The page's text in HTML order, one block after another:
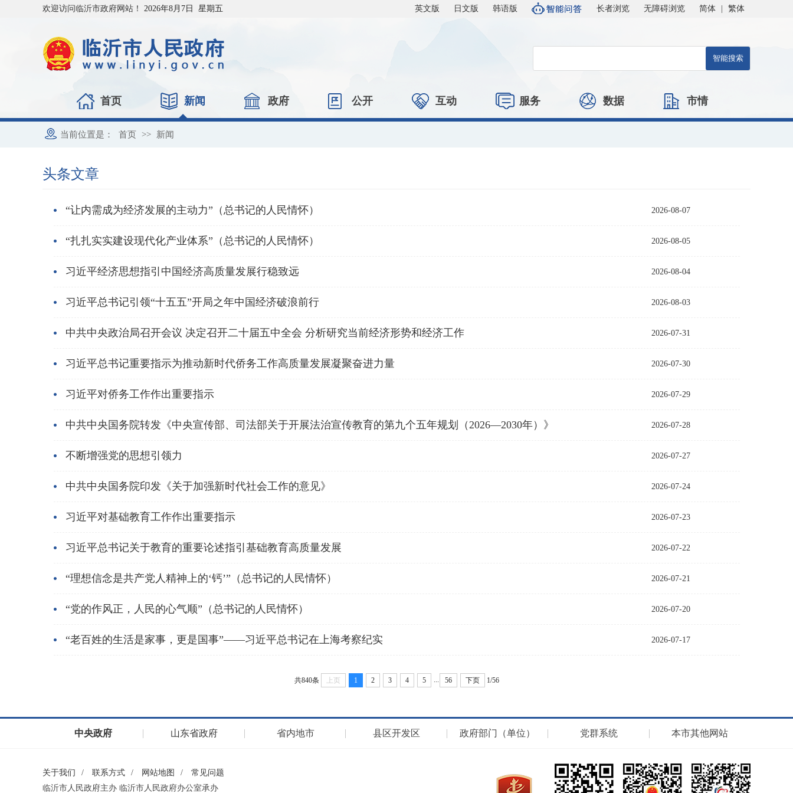
欢迎访问临沂市政府网站！ 2026年8月7日 星期五 英文版 日文版 韩语版 长者浏览 无障碍浏览 简体 繁体
首页 新闻 政府 公开 互动 服务 数据 市情
当前位置是： 首页 >> 新闻
头条文章
“让内需成为经济发展的主动力”（总书记的人民情怀） 2026-08-07
“扎扎实实建设现代化产业体系”（总书记的人民情怀） 2026-08-05
习近平经济思想指引中国经济高质量发展行稳致远 2026-08-04
习近平总书记引领“十五五”开局之年中国经济破浪前行 2026-08-03
中共中央政治局召开会议 决定召开二十届五中全会 分析研究当前经济形势和经济工作 2026-07-31
习近平总书记重要指示为推动新时代侨务工作高质量发展凝聚奋进力量 2026-07-30
习近平对侨务工作作出重要指示 2026-07-29
中共中央国务院转发《中央宣传部、司法部关于开展法治宣传教育的第九个五年规划（2026—2030年）》 2026-07-28
不断增强党的思想引领力 2026-07-27
中共中央国务院印发《关于加强新时代社会工作的意见》 2026-07-24
习近平对基础教育工作作出重要指示 2026-07-23
习近平总书记关于教育的重要论述指引基础教育高质量发展 2026-07-22
“理想信念是共产党人精神上的‘钙’”（总书记的人民情怀） 2026-07-21
“党的作风正，人民的心气顺”（总书记的人民情怀） 2026-07-20
“老百姓的生活是家事，更是国事”——习近平总书记在上海考察纪实 2026-07-17
共840条 上页 1 2 3 4 5 56 下页 1/56
中央政府 山东省政府 省内地市 县区开发区 政府部门（单位） 党群系统 本市其他网站
关于我们 / 联系方式 / 网站地图 /
常见问题
临沂市人民政府主办 临沂市人民政府办公室承办